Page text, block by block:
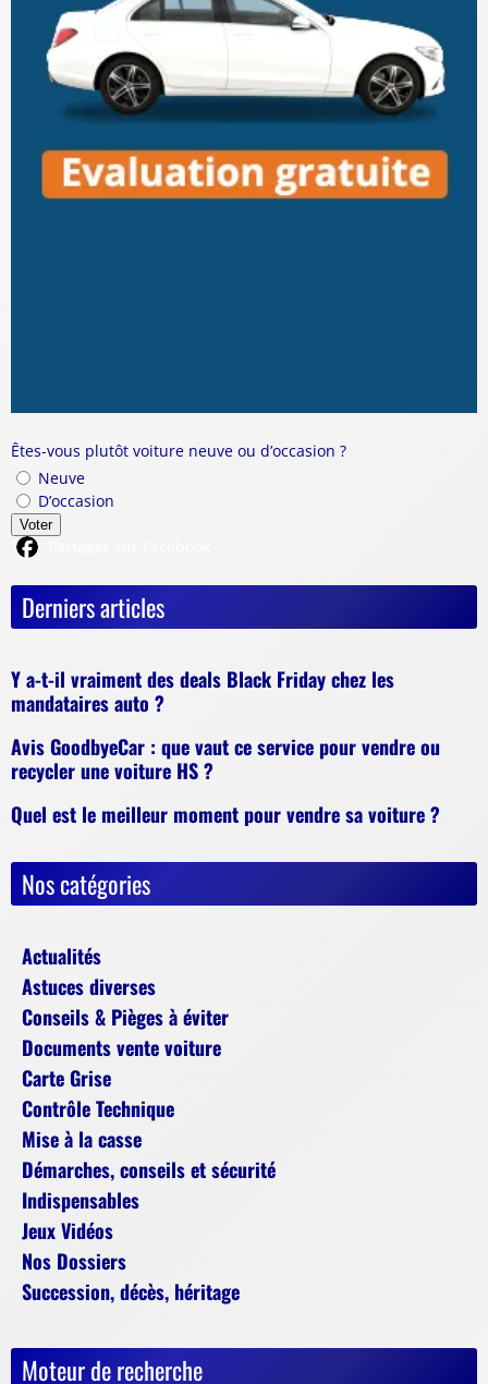
Êtes-vous plutôt voiture neuve ou d’occasion ?
Neuve
D’occasion
Voter
Derniers articles
Y a-t-il vraiment des deals Black Friday chez les
mandataires auto ?
Avis GoodbyeCar : que vaut ce service pour vendre ou
recycler une voiture HS ?
Quel est le meilleur moment pour vendre sa voiture ?
Nos catégories
Actualités
Astuces diverses
Conseils & Pièges à éviter
Documents vente voiture
Carte Grise
Contrôle Technique
Mise à la casse
Démarches, conseils et sécurité
Indispensables
Jeux Vidéos
Nos Dossiers
Succession, décès, héritage
Moteur de recherche